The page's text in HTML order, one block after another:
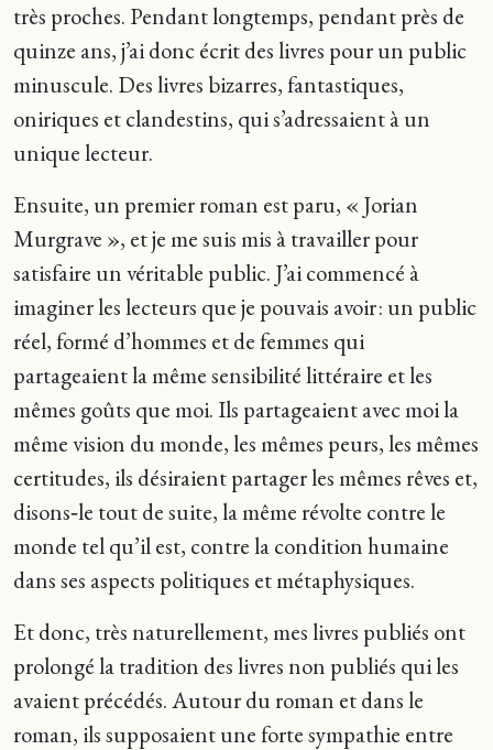
très proches. Pendant longtemps, pendant près de
quinze ans, j’ai donc écrit des livres pour un public
minuscule. Des livres bizarres, fantastiques,
oniriques et clandestins, qui s’adressaient à un
unique lecteur.
Ensuite, un premier roman est paru, « Jorian
Murgrave », et je me suis mis à travailler pour
satisfaire un véritable public. J’ai commencé à
imaginer les lecteurs que je pouvais avoir : un public
réel, formé d’hommes et de femmes qui
partageaient la même sensibilité littéraire et les
mêmes goûts que moi. Ils partageaient avec moi la
même vision du monde, les mêmes peurs, les mêmes
certitudes, ils désiraient partager les mêmes rêves et,
disons‑le tout de suite, la même révolte contre le
monde tel qu’il est, contre la condition humaine
dans ses aspects politiques et métaphysiques.
Et donc, très naturellement, mes livres publiés ont
prolongé la tradition des livres non publiés qui les
avaient précédés. Autour du roman et dans le
roman, ils supposaient une forte sympathie entre